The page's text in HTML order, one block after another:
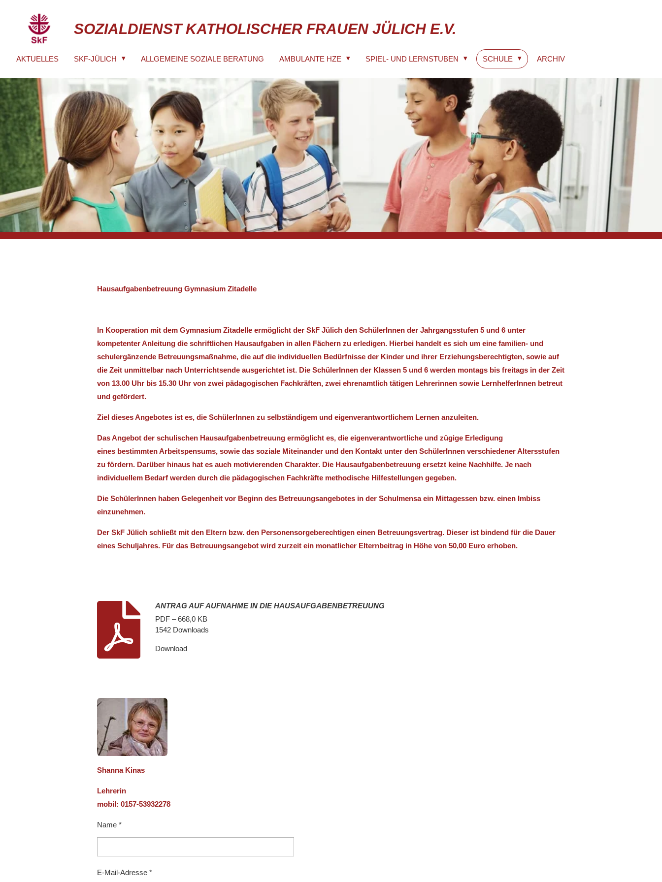
Hauptinhalt
springen
SOZIALDIENST KATHOLISCHER FRAUEN JÜLICH E.V.
AKTUELLES SKF-JÜLICH ALLGEMEINE SOZIALE BERATUNG AMBULANTE HZE SPIEL- UND LERNSTUBEN SCHULE ARCHIV
Hausaufgabenbetreuung Gymnasium Zitadelle
In Kooperation mit dem Gymnasium Zitadelle ermöglicht der SkF Jülich den SchülerInnen der Jahrgangsstufen 5 und 6 unter
kompetenter Anleitung die schriftlichen Hausaufgaben in allen Fächern zu erledigen. Hierbei handelt es sich um eine familien- und
schulergänzende Betreuungsmaßnahme, die auf die individuellen Bedürfnisse der Kinder und ihrer Erziehungsberechtigten, sowie auf
die Zeit unmittelbar nach Unterrichtsende ausgerichtet ist. Die SchülerInnen der Klassen 5 und 6 werden montags bis freitags in der Zeit
von 13.00 Uhr bis 15.30 Uhr von zwei pädagogischen Fachkräften, zwei ehrenamtlich tätigen Lehrerinnen sowie LernhelferInnen betreut
und gefördert.
Ziel dieses Angebotes ist es, die SchülerInnen zu selbständigem und eigenverantwortlichem Lernen anzuleiten.
Das Angebot der schulischen Hausaufgabenbetreuung ermöglicht es, die eigenverantwortliche und zügige Erledigung
eines bestimmten Arbeitspensums, sowie das soziale Miteinander und den Kontakt unter den SchülerInnen verschiedener Altersstufen
zu fördern. Darüber hinaus hat es auch motivierenden Charakter. Die Hausaufgabenbetreuung ersetzt keine Nachhilfe. Je nach
individuellem Bedarf werden durch die pädagogischen Fachkräfte methodische Hilfestellungen gegeben.
Die SchülerInnen haben Gelegenheit vor Beginn des Betreuungsangebotes in der Schulmensa ein Mittagessen bzw. einen Imbiss
einzunehmen.
Der SkF Jülich schließt mit den Eltern bzw. den Personensorgeberechtigen einen Betreuungsvertrag. Dieser ist bindend für die Dauer
eines Schuljahres. Für das Betreuungsangebot wird zurzeit ein monatlicher Elternbeitrag in Höhe von 50,00 Euro erhoben.
ANTRAG AUF AUFNAHME IN DIE HAUSAUFGABENBETREUUNG
PDF – 668,0 KB
1542 Downloads
Download
Shanna Kinas
Lehrerin
mobil: 0157-53932278
Name *
E-Mail-Adresse *